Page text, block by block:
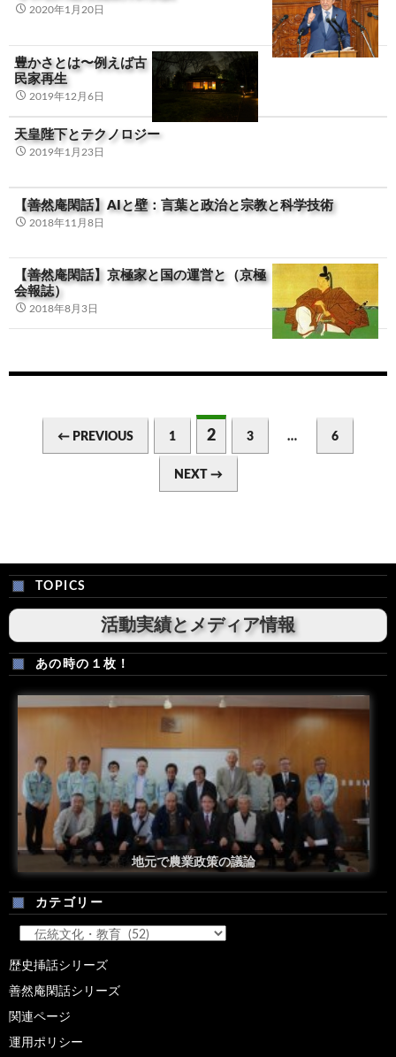
2020年1月20日
豊かさとは〜例えば古
民家再生
2019年12月6日
天皇陛下とテクノロジー
2019年1月23日
【善然庵閑話】AIと壁：言葉と政治と宗教と科学技術
2018年11月8日
【善然庵閑話】京極家と国の運営と（京極
会報誌）
2018年8月3日
← PREVIOUS 1 2 3 … 6
NEXT →
TOPICS
活動実績とメディア情報
あの時の１枚！
安倍総理米国議会演説後の一コマ
地元で農業政策の議論
カテゴリー
カ
テ
リ
ー
歴史挿話シリーズ
善然庵閑話シリーズ
関連ページ
運用ポリシー